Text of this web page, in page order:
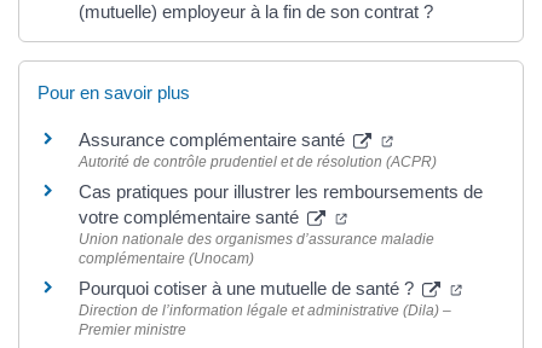
(mutuelle) employeur à la fin de son contrat ?
Pour en savoir plus
Assurance complémentaire santé (ouverture dans
Autorité de contrôle prudentiel et de résolution (ACPR)
Cas pratiques pour illustrer les remboursements de
votre complémentaire santé
(ouverture dans un
Union nationale des organismes d’assurance maladie
complémentaire (Unocam)
Pourquoi cotiser à une mutuelle de santé ?
Direction de l’information légale et administrative (Dila) –
Premier ministre